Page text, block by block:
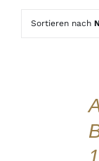
Sortieren nach